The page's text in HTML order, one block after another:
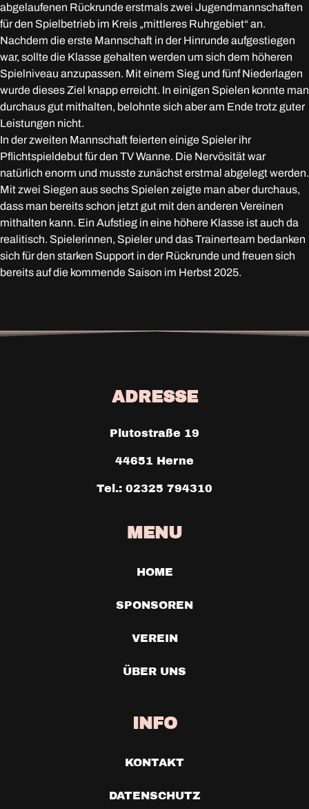
abgelaufenen Rückrunde erstmals zwei Jugendmannschaften
für den Spielbetrieb im Kreis „mittleres Ruhrgebiet“ an.
Nachdem die erste Mannschaft in der Hinrunde aufgestiegen
war, sollte die Klasse gehalten werden um sich dem höheren
Spielniveau anzupassen. Mit einem Sieg und fünf Niederlagen
wurde dieses Ziel knapp erreicht. In einigen Spielen konnte man
durchaus gut mithalten, belohnte sich aber am Ende trotz guter
Leistungen nicht.
In der zweiten Mannschaft feierten einige Spieler ihr
Pflichtspieldebut für den TV Wanne. Die Nervösität war
natürlich enorm und musste zunächst erstmal abgelegt werden.
Mit zwei Siegen aus sechs Spielen zeigte man aber durchaus,
dass man bereits schon jetzt gut mit den anderen Vereinen
mithalten kann. Ein Aufstieg in eine höhere Klasse ist auch da
realitisch. Spielerinnen, Spieler und das Trainerteam bedanken
sich für den starken Support in der Rückrunde und freuen sich
bereits auf die kommende Saison im Herbst 2025.
ADRESSE
Plutostraße 19
44651 Herne
Tel.: 02325 794310
MENU
HOME
SPONSOREN
VEREIN
ÜBER UNS
INFO
KONTAKT
DATENSCHUTZ